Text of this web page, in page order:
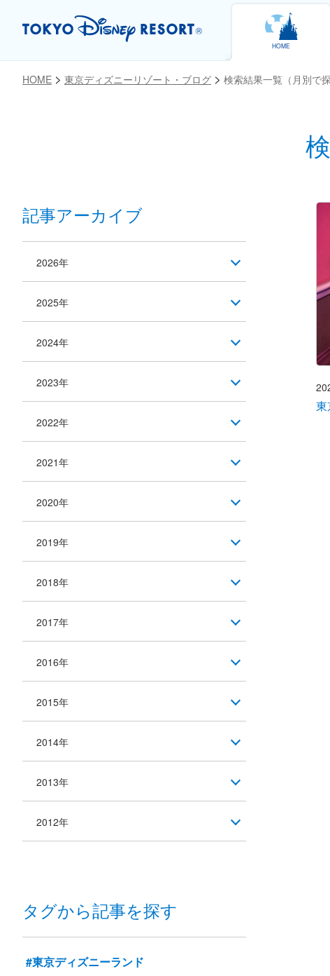
HOME
HOME 東京ディズニーリゾート・ブログ 検索結果一覧（月別で探
記事アーカイブ
2026年
2025年
2024年
2023年
2022年
2021年
2020年
2019年
2018年
2017年
2016年
2015年
2014年
2013年
2012年
タグから記事を探す
#東京ディズニーランド